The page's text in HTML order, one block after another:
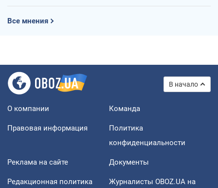
Все мнения
В начало
О компании Команда
Правовая информация
Политика
конфиденциальности
Реклама на сайте Документы
Редакционная политика
Журналисты OBOZ.UA на